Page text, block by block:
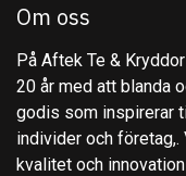
Om oss
På Aftek Te &
20 år med att blanda
godis som inspirerar
individer och företag,.
kvalitet och